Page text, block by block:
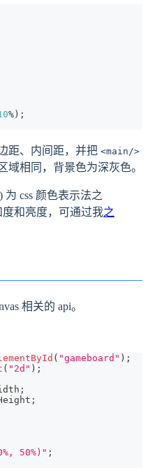
%) ;
距、内间距，并把 <main/>
域相同，背景色为深灰色。
为 css 颜色表示法之
和亮度，可通过我之
相关的 api。
( "gameboard" ) ;
( "2d" ) ;
;
;
50%)" ;